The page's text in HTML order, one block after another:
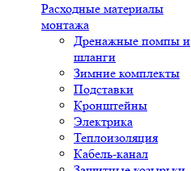
Расходные материалы
монтажа
Дренажные помпы и
шланги
Зимние комплекты
Подставки
Кронштейны
Электрика
Теплоизоляция
Кабель-канал